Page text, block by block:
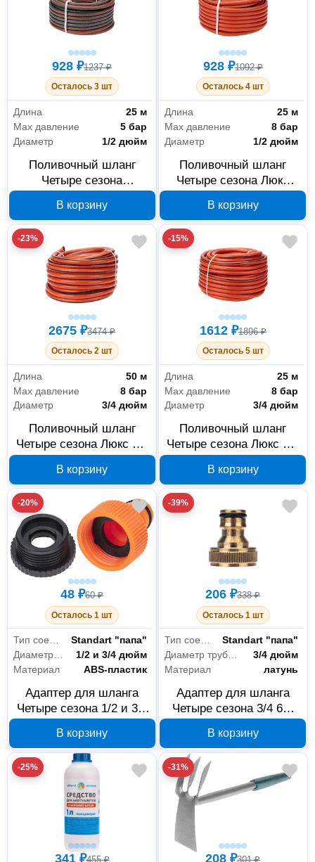
928 ₽1237 ₽
Осталось 3 шт
Длина
25 м
Max давление
5 бар
Диаметр
1/2 дюйм
Поливочный шланг
Четыре сезона
0224
В корзину
928 ₽1092 ₽
Осталось 4 шт
Длина
25 м
Max давление
8 бар
Диаметр
1/2 дюйм
Поливочный шланг
Четыре сезона Люкс
В корзину
-23%
2675 ₽3474 ₽
Осталось 2 шт
Длина
50 м
Max давление
8 бар
Диаметр
3/4 дюйм
Поливочный шланг
Четыре сезона Люкс 3/4
В корзину
-15%
1612 ₽1896 ₽
Осталось 5 шт
Длина
25 м
Max давление
8 бар
Диаметр
3/4 дюйм
Поливочный шланг
Четыре сезона Люкс 3/4
В корзину
-20%
48 ₽60 ₽
Осталось 1 шт
Тип соединителя
Standart "папа"
Диаметр трубы/крана
1/2 и 3/4 дюйм
Материал
ABS-пластик
Адаптер для шланга
Четыре сезона 1/2 и 3/4
В корзину
-39%
206 ₽338 ₽
Осталось 1 шт
Тип соединителя
Standart "папа"
Диаметр трубы/крана
3/4 дюйм
Материал
латунь
Адаптер для шланга
Четыре сезона 3/4 62-
В корзину
-25%
341 ₽455 ₽
-31%
208 ₽301 ₽